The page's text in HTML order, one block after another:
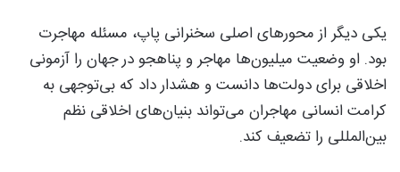
یکی دیگر از محورهای اصلی سخنرانی پاپ، مسئله مهاجرت
بود. او وضعیت میلیون‌ها مهاجر و پناهجو در جهان را آزمونی
اخلاقی برای دولت‌ها دانست و هشدار داد که بی‌توجهی به
کرامت انسانی مهاجران می‌تواند بنیان‌های اخلاقی نظم
بین‌المللی را تضعیف کند.